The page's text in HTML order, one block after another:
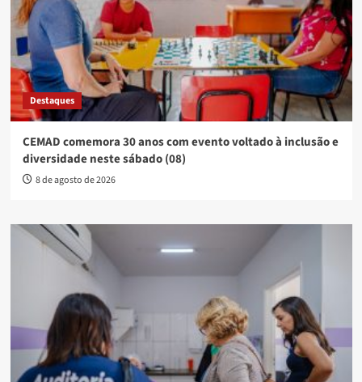
Destaques
CEMAD comemora 30 anos com evento voltado à inclusão e
diversidade neste sábado (08)
8 de agosto de 2026